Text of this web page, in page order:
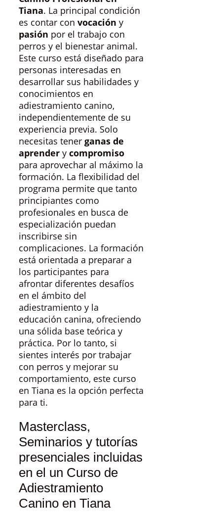
Tiana. La principal condición
es contar con vocación y
pasión por el trabajo con
perros y el bienestar animal.
Este curso está diseñado para
personas interesadas en
desarrollar sus habilidades y
conocimientos en
adiestramiento canino,
independientemente de su
experiencia previa. Solo
necesitas tener ganas de
aprender y compromiso
para aprovechar al máximo la
formación. La flexibilidad del
programa permite que tanto
principiantes como
profesionales en busca de
especialización puedan
inscribirse sin
complicaciones. La formación
está orientada a preparar a
los participantes para
afrontar diferentes desafíos
en el ámbito del
adiestramiento y la
educación canina, ofreciendo
una sólida base teórica y
práctica. Por lo tanto, si
sientes interés por trabajar
con perros y mejorar su
comportamiento, este curso
en Tiana es la opción perfecta
para ti.
Masterclass,
Seminarios y tutorías
presenciales incluidas
en el un Curso de
Adiestramiento
Canino en Tiana